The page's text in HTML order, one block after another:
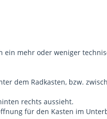
mehr oder weniger
dem Radkasten, bzw.
rechts aussieht.
für den Kasten im